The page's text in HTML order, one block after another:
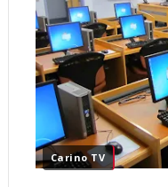
Carino TV